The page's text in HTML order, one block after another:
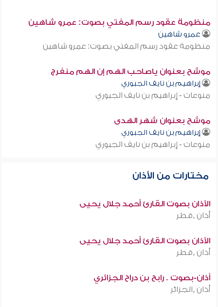
منظومة عقود رسم المفتي بصوت: عمرو شاهين
عمرو شاهين
منظومة عقود رسم المفتي بصوت: عمرو شاهين
موشح بعنوان ياصاحب الهم إن الهم منفرج
إبراهيم بن نايف الجبوري
منوعات - إبراهيم بن نايف الجبوري
موشح بعنوان شهر الهدى
إبراهيم بن نايف الجبوري
منوعات - إبراهيم بن نايف الجبوري
مختارات من الأذان
الأذان بصوت القارئ أحمد جلال يحيى
أذان ,قطر
الأذان بصوت القارئ أحمد جلال يحيى
أذان ,قطر
أذان-بصوت . رابح بن دراح الجزائري
أذان ,الجزائر